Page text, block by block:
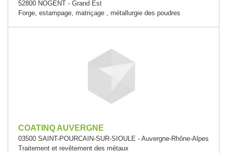
52800 NOGENT - Grand Est
Forge, estampage, matriçage , métallurgie des poudres
COATINQ AUVERGNE
03500 SAINT-POURCAIN-SUR-SIOULE - Auvergne-Rhône-Alpes
Traitement et revêtement des métaux